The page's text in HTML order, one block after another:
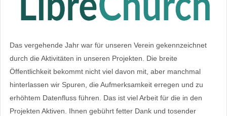
Das vergehende Jahr war für unseren Verein gekennzeichnet
durch die Aktivitäten in unseren Projekten. Die breite
Öffentlichkeit bekommt nicht viel davon mit, aber manchmal
hinterlassen wir Spuren, die Aufmerksamkeit erregen und zu
erhöhtem Datenfluss führen. Das ist viel Arbeit für die in den
Projekten Aktiven. Ihnen gebührt fetter Dank und tosender